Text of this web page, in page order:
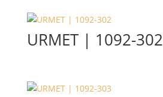
URMET | 1092-302